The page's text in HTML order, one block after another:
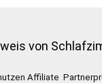
von
Affiliate